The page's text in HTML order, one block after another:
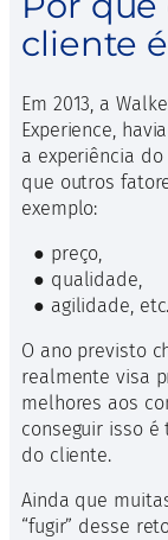
cliente
Em 2013, a
Experience,
a experiência
que outros
exemplo:
● preço,
● qualidade,
● agilidade, etc.
O ano previsto
realmente visa
melhores aos
conseguir isso
do cliente.
Ainda que
“fugir” desse